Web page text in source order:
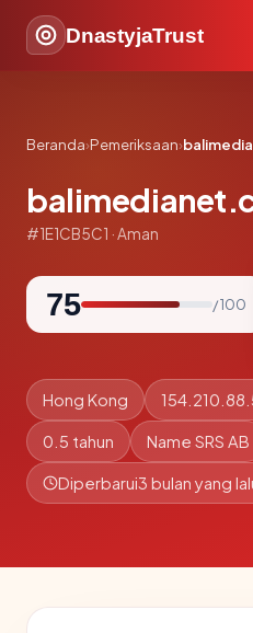
DnastyjaTrust
Beranda›Pemeriksaan›
#1E1CB5C1 · Aman
75 / 100
Hong Kong
0.5 tahun Name SRS AB
Diperbarui3 bulan yang